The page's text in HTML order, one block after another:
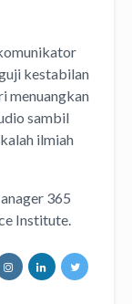
kestabilan
menuangkan
sambil
ilmiah
365
Institute.